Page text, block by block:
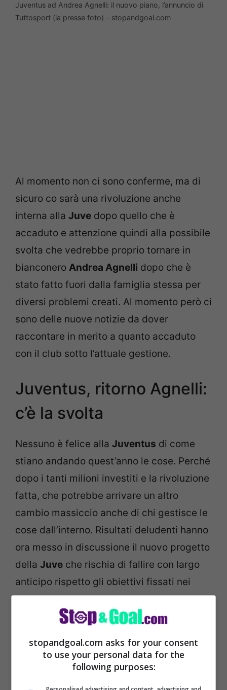
Juventus ad Andrea Agnelli: il nuovo piano, l’annuncio di
Tuttosport (la presse foto) – stopandgoal.com
Al momento non ci sono conferme, ma di
sicuro co sarà una rivoluzione anche
interna alla Juve dopo quello che è
accaduto e attenzione quindi alla possibile
svolta che vedrebbe proprio tornare in
bianconero Andrea Agnelli dopo che è
stato fatto fuori dalla famiglia stessa per
diversi problemi creati. Al momento però ci
sono delle nuove notizie da dover
raccontare in merito a quanto accaduto
con il club sotto l’attuale gestione.
Juventus, ritorno Agnelli:
c’è la svolta
Nessuno è felice alla Juventus di come
stiano andando quest’anno le cose. Perché
dopo i tanti milioni investiti e la rivoluzione
fatta, che potrebbe arrivare un altro
cambio massiccio anche di chi gestisce le
cose dall’interno. Risultati deludenti hanno
ora messo in discussione il nuovo progetto
della Juve che rischia di fallire con largo
anticipo rispetto gli obiettivi fissati nei
prossimi anni.
stopandgoal.com asks for your consent
to use your personal data for the
following purposes: